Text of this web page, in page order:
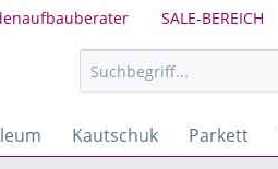
SALE-BEREICH
Kautschuk Parkett